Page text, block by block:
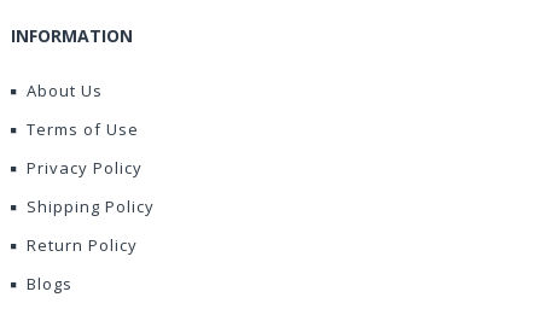
INFORMATION
About Us
Terms of Use
Privacy Policy
Shipping Policy
Return Policy
Blogs